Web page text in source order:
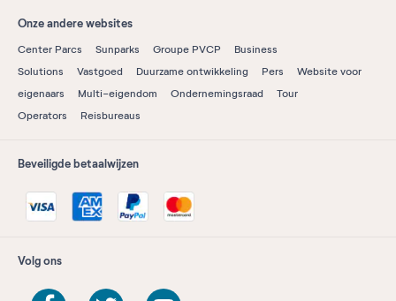
Onze andere websites
Center Parcs Sunparks Groupe PVCP
Business
Solutions
Vastgoed Duurzame ontwikkeling Pers
Website voor
eigenaars
Multi-eigendom Ondernemingsraad
Tour
Operators
Reisbureaus
Beveiligde betaalwijzen
Volg ons